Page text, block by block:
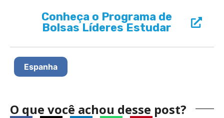
Conheça o Programa de
Bolsas Líderes Estudar
Espanha
O que você achou desse post?